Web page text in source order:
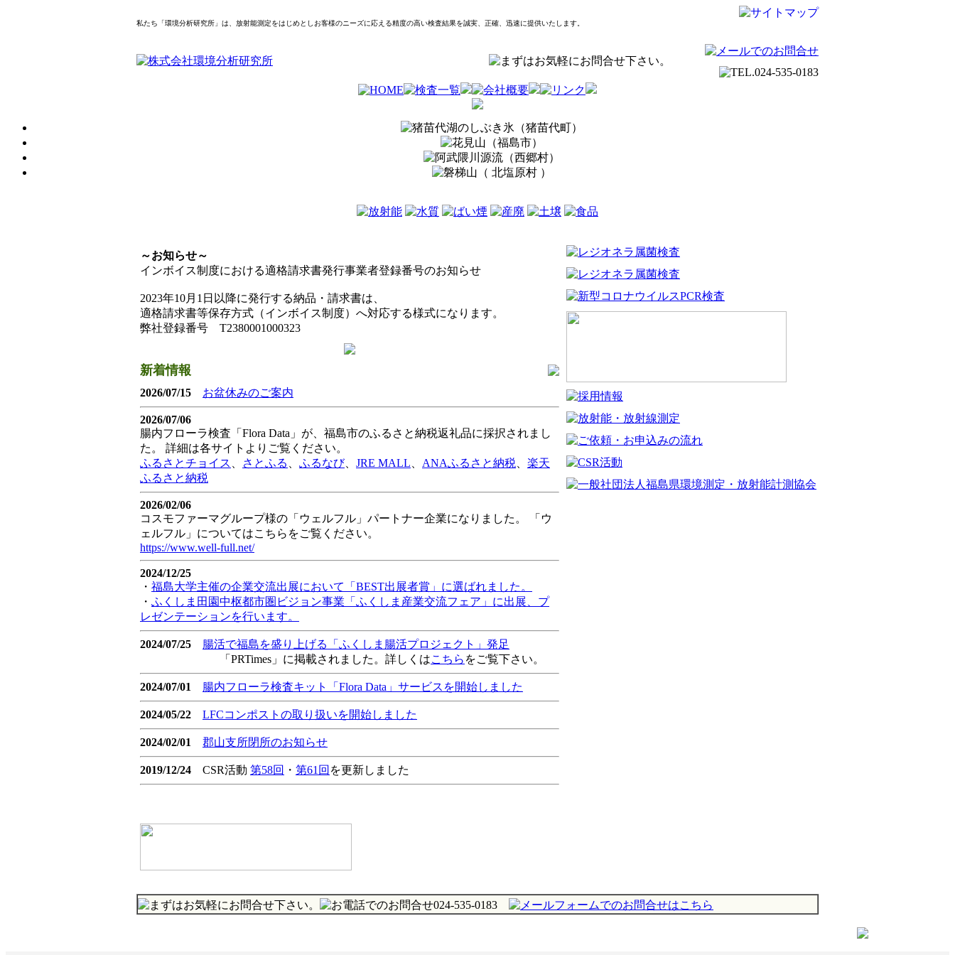
私たち「環境分析研究所」は、放射能測定をはじめとしお客様のニーズに応える精度の高い検査結果を誠実、正確、迅速に提供いたします。
～お知らせ～
インボイス制度における適格請求書発行事業者登録番号のお知らせ
2023年10月1日以降に発行する納品・請求書は、
適格請求書等保存方式（インボイス制度）へ対応する様式になります。
弊社登録番号 T2380001000323
新着情報
2026/07/15 お盆休みのご案内
2026/07/06
腸内フローラ検査「Flora Data」が、福島市のふるさと納税返礼品に採択されまし
た。 詳細は各サイトよりご覧ください。
ふるさとチョイス
さとふる ふるなび、 JRE MALL ANAふるさと納税
楽天
ふるさと納税
2026/02/06
コスモファーマグループ様の「ウェルフル」パートナー企業になりました。 「ウ
ェルフル」についてはこちらをご覧ください。
https://www.well-full.net/
2024/12/25
・ 福島大学主催の企業交流出展において「BEST出展者賞」に選ばれました。
・ ふくしま田園中枢都市圏ビジョン事業「ふくしま産業交流フェア」に出展、プ
レゼンテーションを行います。
2024/07/25
腸活で福島を盛り上げる「ふくしま腸活プロジェクト」発足
「PRTimes」に掲載されました。詳しくはこちら をご覧下さい。
2024/07/01 腸内フローラ検査キット「Flora Data」サービスを開始しました
2024/05/22 LFCコンポストの取り扱いを開始しました
2024/02/01 郡山支所閉所のお知らせ
2019/12/24 CSR活動 第58回 ・ 第61回 を更新しました